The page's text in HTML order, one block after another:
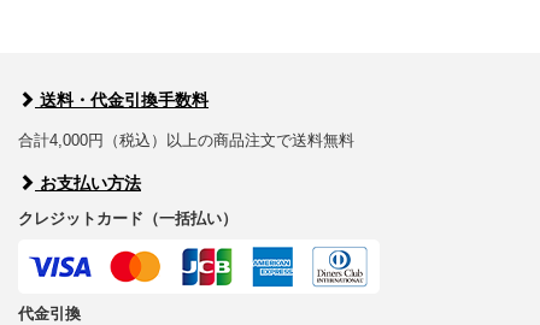
送料・代金引換手数料
合計4,000円（税込）以上の商品注文で送料無料
お支払い方法
クレジットカード（一括払い）
代金引換